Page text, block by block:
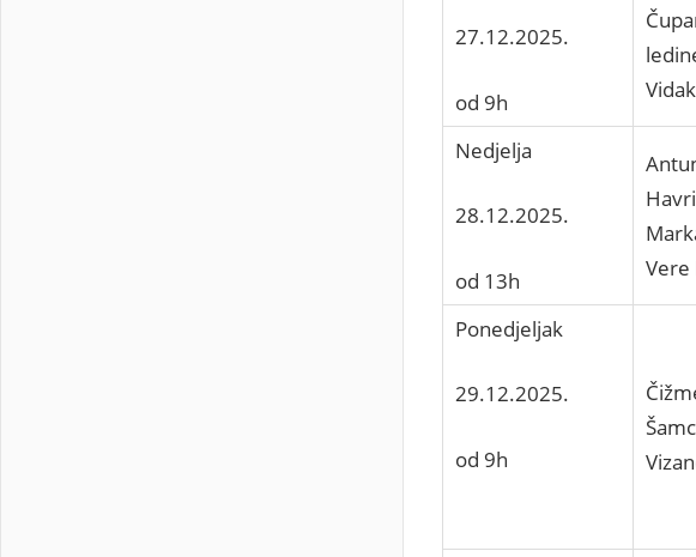
27.12.2025.
od 9h
Nedjelja
28.12.2025.
od 13h
Vere
Ponedjeljak
29.12.2025.
od 9h